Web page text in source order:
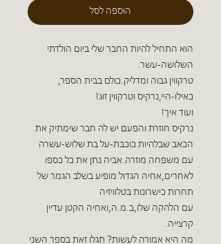
הוספה לסל
הוא התחיל להיות החבר שלי ביום הולדתי
השלושה-עשר.
טרקווין גבוה ומדליק.כולם בבית הספר,
כאילו-היי,נרקיס וטרקווין זוג!
ועוד איך!
נרקיס חוזרת והפעם יש לה חבר שימתיק את
הכאב שבלהיות כוכבת-על בת שלוש-עשרה
עם משפחה מוזרה.אביה נתן את כל כספו
לאחרים,אחיה הגדול מופיע בשלב הגמר של
תחרות כישרונות בטלוויזיה
עם הלהקה שלו,ב.מ.ה,ואחיה הקטן עדיין
קרצייה.
מה היא אמורה לעשות? תגלו זאת בספר השני